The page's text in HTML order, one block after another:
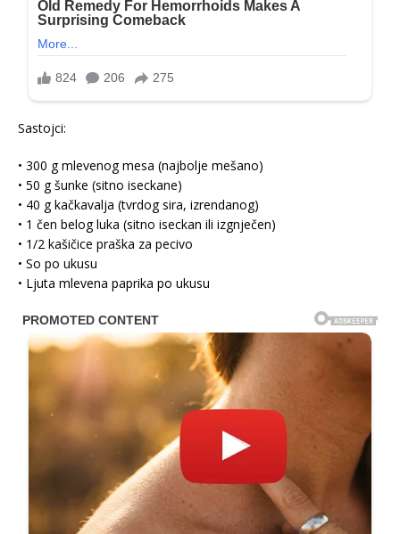
Sastojci:
• 300 g mlevenog mesa (najbolje mešano)
• 50 g šunke (sitno iseckane)
• 40 g kačkavalja (tvrdog sira, izrendanog)
• 1 čen belog luka (sitno iseckan ili izgnječen)
• 1/2 kašičice praška za pecivo
• So po ukusu
• Ljuta mlevena paprika po ukusu